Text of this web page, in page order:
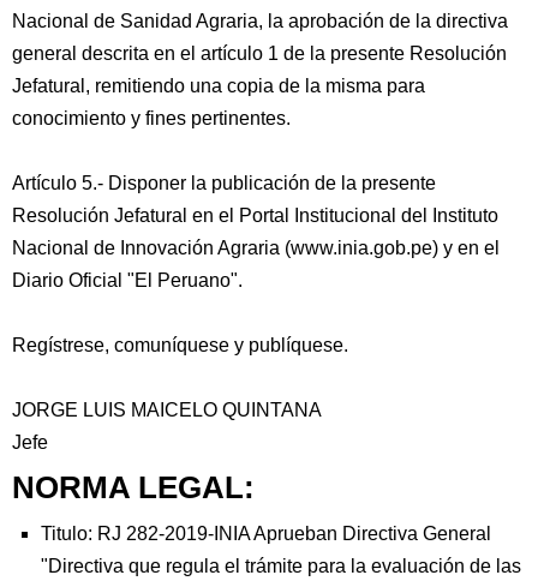
Nacional de Sanidad Agraria, la aprobación de la directiva
general descrita en el artículo 1 de la presente Resolución
Jefatural, remitiendo una copia de la misma para
conocimiento y fines pertinentes.
Artículo 5.- Disponer la publicación de la presente
Resolución Jefatural en el Portal Institucional del Instituto
Nacional de Innovación Agraria (www.inia.gob.pe) y en el
Diario Oficial "El Peruano".
Regístrese, comuníquese y publíquese.
JORGE LUIS MAICELO QUINTANA
Jefe
NORMA LEGAL:
Titulo: RJ 282-2019-INIA Aprueban Directiva General
"Directiva que regula el trámite para la evaluación de las